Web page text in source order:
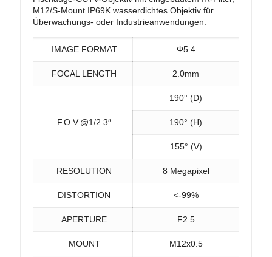
M12/S-Mount IP69K wasserdichtes Objektiv für
Überwachungs- oder Industrieanwendungen.
IMAGE FORMAT Φ5.4
FOCAL LENGTH 2.0mm
F.O.V.@1/2.3″
190° (D)
190° (H)
155° (V)
RESOLUTION 8 Megapixel
DISTORTION <-99%
APERTURE F2.5
MOUNT M12x0.5